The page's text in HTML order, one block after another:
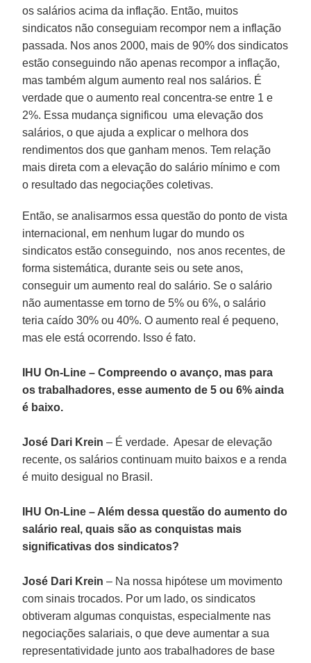
os salários acima da inflação. Então, muitos
sindicatos não conseguiam recompor nem a inflação
passada. Nos anos 2000, mais de 90% dos sindicatos
estão conseguindo não apenas recompor a inflação,
mas também algum aumento real nos salários. É
verdade que o aumento real concentra-se entre 1 e
2%. Essa mudança significou uma elevação dos
salários, o que ajuda a explicar o melhora dos
rendimentos dos que ganham menos. Tem relação
mais direta com a elevação do salário mínimo e com
o resultado das negociações coletivas.
Então, se analisarmos essa questão do ponto de vista
internacional, em nenhum lugar do mundo os
sindicatos estão conseguindo, nos anos recentes, de
forma sistemática, durante seis ou sete anos,
conseguir um aumento real do salário. Se o salário
não aumentasse em torno de 5% ou 6%, o salário
teria caído 30% ou 40%. O aumento real é pequeno,
mas ele está ocorrendo. Isso é fato.
IHU On-Line – Compreendo o avanço, mas para
os trabalhadores, esse aumento de 5 ou 6% ainda
é baixo.
José Dari Krein– É verdade. Apesar de elevação
recente, os salários continuam muito baixos e a renda
é muito desigual no Brasil.
IHU On-Line – Além dessa questão do aumento do
salário real, quais são as conquistas mais
significativas dos sindicatos?
José Dari Krein – Na nossa hipótese um movimento
com sinais trocados. Por um lado, os sindicatos
obtiveram algumas conquistas, especialmente nas
negociações salariais, o que deve aumentar a sua
representatividade junto aos trabalhadores de base